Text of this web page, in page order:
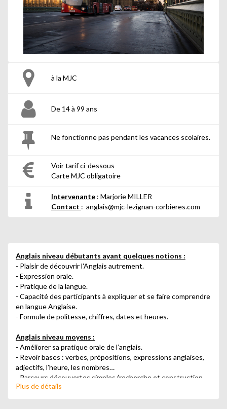
à la MJC
De 14 à 99 ans
Ne fonctionne pas pendant les vacances scolaires.
Voir tarif ci-dessous
Carte MJC obligatoire
Intervenante : Marjorie MILLER
Contact : anglais@mjc-lezignan-corbieres.com
Anglais niveau débutants ayant quelques notions :
- Plaisir de découvrir l'Anglais autrement.
- Expression orale.
- Pratique de la langue.
- Capacité des participants à expliquer et se faire comprendre
en langue Anglaise.
- Formule de politesse, chiffres, dates et heures.
Anglais niveau moyens :
- Améliorer sa pratique orale de l’anglais.
- Revoir bases : verbes, prépositions, expressions anglaises,
adjectifs, l’heure, les nombres…
- Parcours découvertes simples (recherche et construction
orale).
Plus de détails